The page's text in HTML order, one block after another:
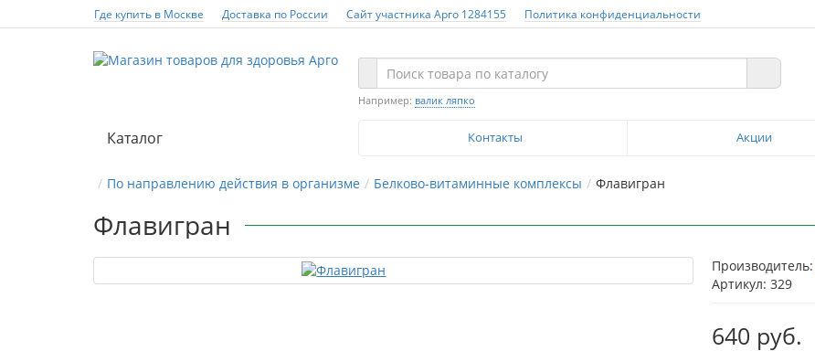
Где купить в Москве Доставка по России Сайт участника Арго 1284155 Политика конфиденциальности
Например: валик ляпко
Контакты Акции
Каталог
По направлению действия в организме Белково-витаминные комплексы Флавигран
Флавигран
Производитель:
Артикул: 329
640 руб.